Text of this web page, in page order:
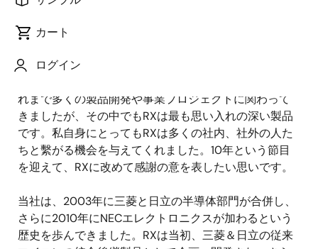
カート
ログイン
年を迎えます。私は1984年の入社以来35年になります
きました。そして、ここ10年はRXファミリと苦楽をと
れまで多くの製品開発や事業プロジェクトに関わって
きましたが、その中でもRXは最も思い入れの深い製品
です。私自身にとってもRXは多くの社内、社外の人た
ちと繫がる機会を与えてくれました。10年という節目
を迎えて、RXに改めて感謝の意を表したい思いです。
当社は、2003年に三菱と日立の半導体部門が合併し、
さらに2010年にNECエレクトロニクスが加わるという
歴史を歩んできました。RXは当初、三菱＆日立の従来